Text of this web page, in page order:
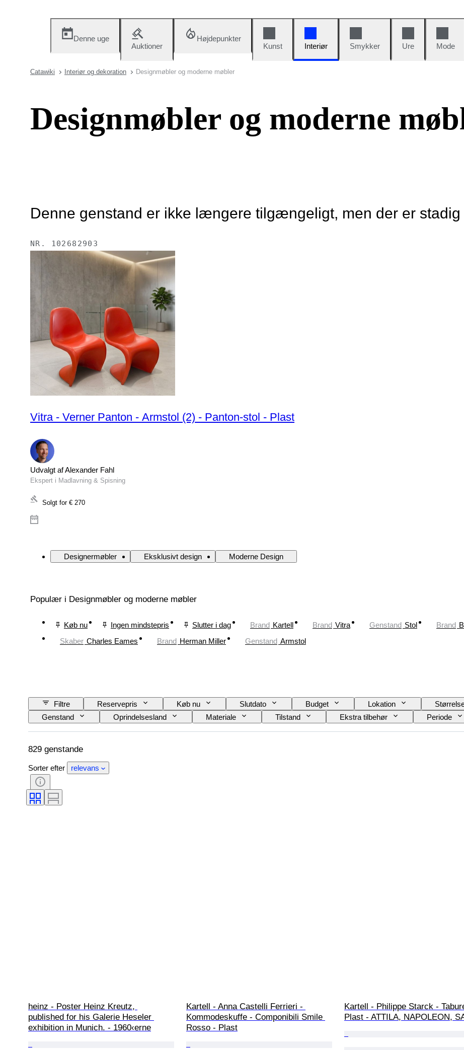
Denne uge
Auktioner
Højdepunkter
Kunst
Interiør Smykker Ure Mode
Catawiki Interiør og dekoration Designmøbler og moderne møbler
Designmøbler og moderne
Denne genstand er ikke længere tilgængeligt, men der er stadig
NR. 102682903
Vitra - Verner Panton - Armstol (2) - Panton-stol - Plast
Udvalgt af Alexander Fahl
Ekspert i Madlavning & Spisning
Solgt for € 270
Designermøbler Eksklusivt design Moderne Design
Populær i Designmøbler og moderne møbler
Køb nu Ingen mindstepris Slutter i dag Brand Kartell Brand Vitra Genstand Stol Brand
Skaber Charles Eames Brand Herman Miller Genstand Armstol
Filtre Reservepris Køb nu Slutdato Budget Lokation
Genstand
Oprindelsesland Materiale Tilstand Ekstra tilbehør Periode
Signatur
Udgave Farve Urværk Solgt af Kunstner
829 genstande
Sorter efter relevans
heinz - Poster Heinz Kreutz,
published for his Galerie Heseler
exhibition in Munich. - 1960‹erne
Kartell - Anna Castelli Ferrieri -
Kommodeskuffe - Componibili Smile
Rosso - Plast
Kartell - Philippe Starck -
Plast - ATTILA, NAPOLEON,